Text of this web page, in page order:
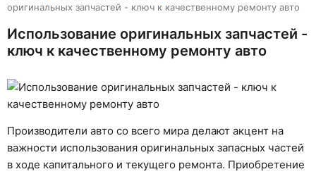
Власть
Жизнь
Экономика
Общество
Рассказать новость
оригинальных запчастей - ключ к качественному ремонту авто
Использование оригинальных запчастей -
ключ к качественному ремонту авто
Производители авто со всего мира делают акцент на
важности использования оригинальных запасных частей
в ходе капитального и текущего ремонта. Приобретение